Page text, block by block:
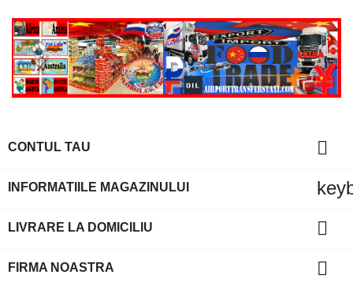
CONTUL TAU 
INFORMATIILE MAGAZINULUI
LIVRARE LA DOMICILIU 
FIRMA NOASTRA 